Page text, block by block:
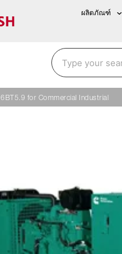
ผลิตภัณฑ์
6BT5.9 for Commercial Industrial